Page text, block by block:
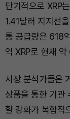
단기적으로 XRP
1.41달러 지지선
통 공급량은 618
억 XRP로 현재
시장 분석가들은
상품을 통한 기관
할 강화가 복합적